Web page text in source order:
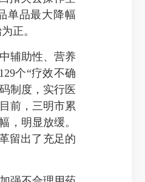
单品最大降幅
正。
辅助性、营养
个“疗效不确
制度，实行医
前，三明市累
，明显放缓。
留出了充足的